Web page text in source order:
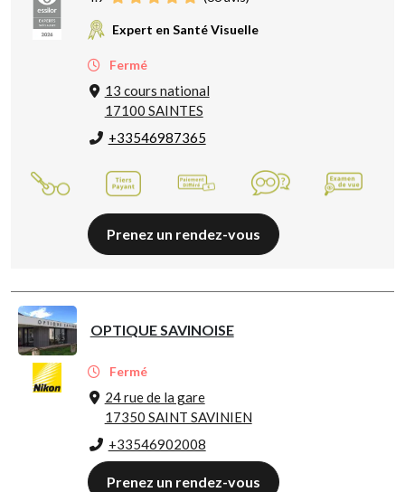
Expert en Santé Visuelle
Fermé
13 cours national
17100 SAINTES
+33546987365
Prenez un rendez-vous
OPTIQUE SAVINOISE
Fermé
24 rue de la gare
17350 SAINT SAVINIEN
+33546902008
Prenez un rendez-vous